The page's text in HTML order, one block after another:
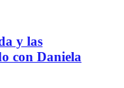
y las
con Daniela